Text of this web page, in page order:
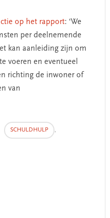
op het rapport: ‘We
per deelnemende
kan aanleiding zijn om
voeren en eventueel
richting de inwoner of
van
SCHULDHULP ,